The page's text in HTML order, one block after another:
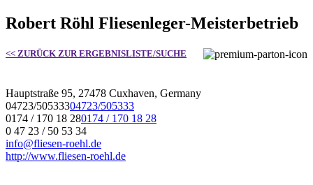
Robert Röhl Fliesenleger-Meisterbetrieb
<< ZURÜCK ZUR ERGEBNISLISTE/SUCHE
Hauptstraße 95, 27478 Cuxhaven, Germany
04723/50533304723/505333
0174 / 170 18 280174 / 170 18 28
0 47 23 / 50 53 34
info@fliesen-roehl.de
http://www.fliesen-roehl.de